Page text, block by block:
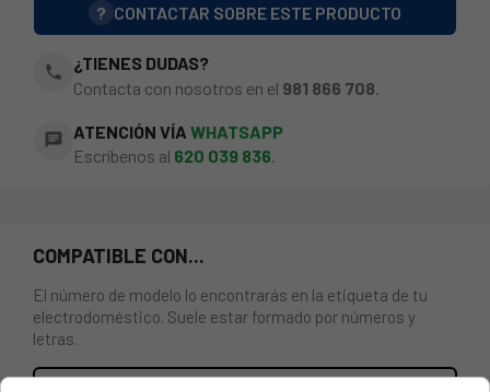
? CONTACTAR SOBRE ESTE PRODUCTO
phone
¿TIENES DUDAS?
Contacta con nosotros en el 981 866 708
chat ATENCIÓN VÍA WHATSAPP
Escríbenos al 620 039 836.
COMPATIBLE CON...
El número de modelo lo encontrarás en la etiqueta de tu
electrodoméstico. Suele estar formado por números y
letras.